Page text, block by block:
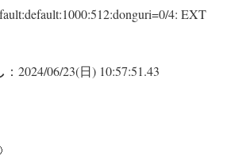
4: EXT
：2024/06/23(日) 10:57:51.43